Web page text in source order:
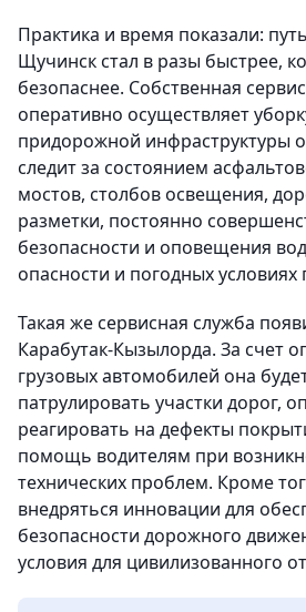
Практика и время показали:
Щучинск стал в разы быстрее,
безопаснее. Собственная
оперативно осуществляет
придорожной инфраструктуры
следит за состоянием
мостов, столбов освещения,
разметки, постоянно
безопасности и оповещения
опасности и погодных условиях
Такая же сервисная служба
Карабутак-Кызылорда. За счет
грузовых автомобилей она
патрулировать участки дорог,
реагировать на дефекты
помощь водителям при
технических проблем. Кроме
внедряться инновации для
безопасности дорожного
условия для цивилизованного